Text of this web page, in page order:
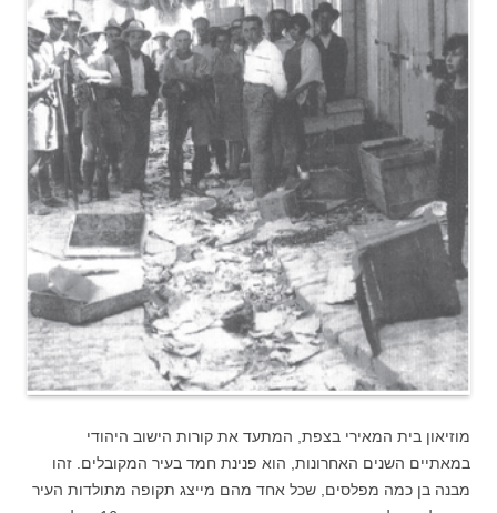
מוזיאון בית המאירי בצפת, המתעד את קורות הישוב היהודי
במאתיים השנים האחרונות, הוא פנינת חמד בעיר המקובלים. זהו
מבנה בן כמה מפלסים, שכל אחד מהם מייצג תקופה מתולדות העיר